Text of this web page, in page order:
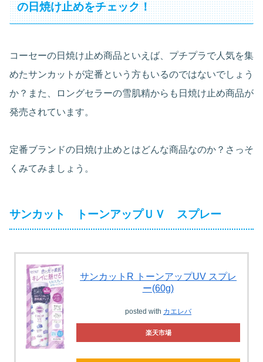
の日焼け止めをチェック！
コーセーの日焼け止め商品といえば、プチプラで人気を集
めたサンカットが定番という方もいるのではないでしょう
か？また、ロングセラーの雪肌精からも日焼け止め商品が
発売されています。
定番ブランドの日焼け止めとはどんな商品なのか？さっそ
くみてみましょう。
サンカット トーンアップＵＶ スプレー
サンカットR トーンアップUV スプレ
ー(60g)
posted with カエレバ
楽天市場